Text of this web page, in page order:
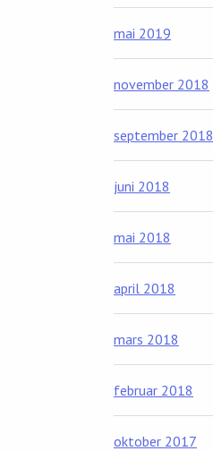
mai 2019
november 2018
september 2018
juni 2018
mai 2018
april 2018
mars 2018
februar 2018
oktober 2017